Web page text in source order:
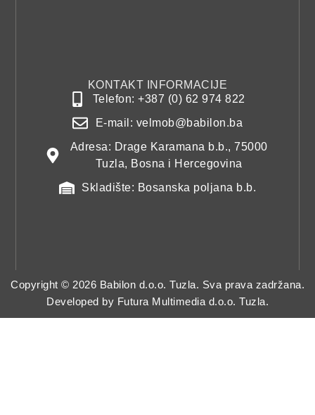
KONTAKT INFORMACIJE
Telefon: +387 (0) 62 974 822
E-mail: velmob@babilon.ba
Adresa: Drage Karamana b.b., 75000
Tuzla, Bosna i Hercegovina
Skladište: Bosanska poljana b.b.
Copyright © 2026 Babilon d.o.o. Tuzla. Sva prava zadržana.
Developed by Futura Multimedia d.o.o. Tuzla.